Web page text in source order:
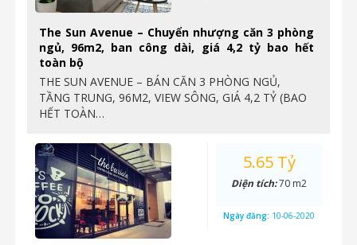
The Sun Avenue – Chuyển nhượng căn 3 phòng
ngủ, 96m2, ban công dài, giá 4,2 tỷ bao hết
toàn bộ
THE SUN AVENUE – BÁN CĂN 3 PHÒNG NGỦ,
TẦNG TRUNG, 96M2, VIEW SÔNG, GIÁ 4,2 TỶ (BAO
HẾT TOÀN…
5.65 Tỷ
Diện tích:70 m2
Ngày đăng: 10-06-2020